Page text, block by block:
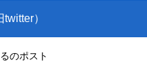
twitter）
のポスト